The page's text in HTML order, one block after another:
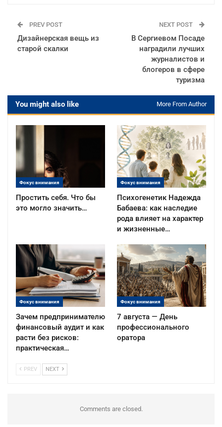
PREV POST
Дизайнерская вещь из
старой скалки
NEXT POST
В Сергиевом Посаде
наградили лучших
журналистов и
блогеров в сфере
туризма
You might also like More From Author
Фокус внимания
Простить себя. Что бы
это могло значить…
Фокус внимания
Психогенетик Надежда
Бабаева: как наследие
рода влияет на характер
и жизненные…
Фокус внимания
Зачем предпринимателю
финансовый аудит и как
расти без рисков:
практическая…
Фокус внимания
7 августа — День
профессионального
оратора
PREV NEXT
Comments are closed.